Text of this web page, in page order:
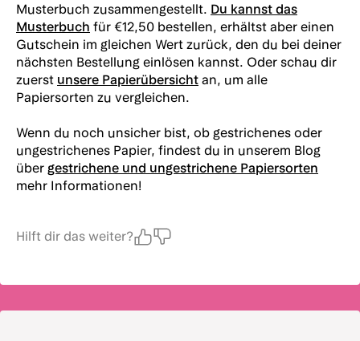
Musterbuch zusammengestellt. Du kannst das
Musterbuch für €12,50 bestellen, erhältst aber einen
Gutschein im gleichen Wert zurück, den du bei deiner
nächsten Bestellung einlösen kannst. Oder schau dir
zuerst unsere Papierübersicht an, um alle
Papiersorten zu vergleichen.
Wenn du noch unsicher bist, ob gestrichenes oder
ungestrichenes Papier, findest du in unserem Blog
über gestrichene und ungestrichene Papiersorten
mehr Informationen!
Hilft dir das weiter?